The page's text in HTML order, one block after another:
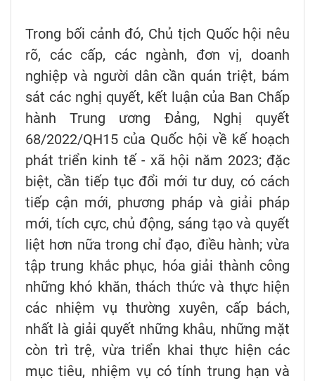
Trong bối cảnh đó, Chủ tịch Quốc hội nêu
rõ, các cấp, các ngành, đơn vị, doanh
nghiệp và người dân cần quán triệt, bám
sát các nghị quyết, kết luận của Ban Chấp
hành Trung ương Đảng, Nghị quyết
68/2022/QH15 của Quốc hội về kế hoạch
phát triển kinh tế - xã hội năm 2023; đặc
biệt, cần tiếp tục đổi mới tư duy, có cách
tiếp cận mới, phương pháp và giải pháp
mới, tích cực, chủ động, sáng tạo và quyết
liệt hơn nữa trong chỉ đạo, điều hành; vừa
tập trung khắc phục, hóa giải thành công
những khó khăn, thách thức và thực hiện
các nhiệm vụ thường xuyên, cấp bách,
nhất là giải quyết những khâu, những mặt
còn trì trệ, vừa triển khai thực hiện các
mục tiêu, nhiệm vụ có tính trung hạn và